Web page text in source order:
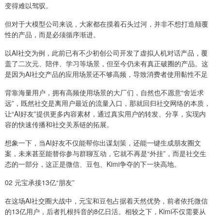
变得难以驾驭。
但对于大模型公司来说，大家都在摸着石头过河，并非不想打造颠覆
性的产品，而是必须循序渐进。
以AI社交为例，此前已有不少初创公司开发了虚拟人机对话产品，覆
盖了二次元、陪伴、学习等场景，但至今仍未有真正破圈的产品。这
是因为AI社交产品的应用场景还不够高频，导致消费者使用黏性不足
背靠海量用户，拥有高频使用场景的大厂们，自然也不愿意“舍近求
远”，既然社交是离用户最近的流量入口，那就回归社交网络的本质，
让“AI好友”提供更多内容素材，通过真实用户的转发、分享，实现内
容的快速传播和社交关系链的拓展。
想象一下，当AI好友不仅能帮你出谋划策，还能一键生成朋友圈文
案，未来甚至能替你参与群聊互动，它就不再是“外挂”，而是社交生
态的一部分，这正是微信、豆包、Kimi争夺的下一块高地。
02 元宝承接13亿“朋友”
在这场AI社交圈大战中，元宝和豆包占据着天然优势，前者依托微信
的13亿用户，后者扎根抖音的8亿日活。相较之下，Kimi不仅需要从